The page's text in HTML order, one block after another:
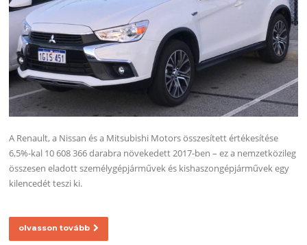
A Renault, a Nissan és a Mitsubishi Motors összesített értékesítése
6,5%-kal 10 608 366 darabra növekedett 2017-ben – ez a nemzetközileg
összesen eladott személygépjárművek és kishaszongépjárművek egy
kilencedét teszi ki.
olvasson tovább